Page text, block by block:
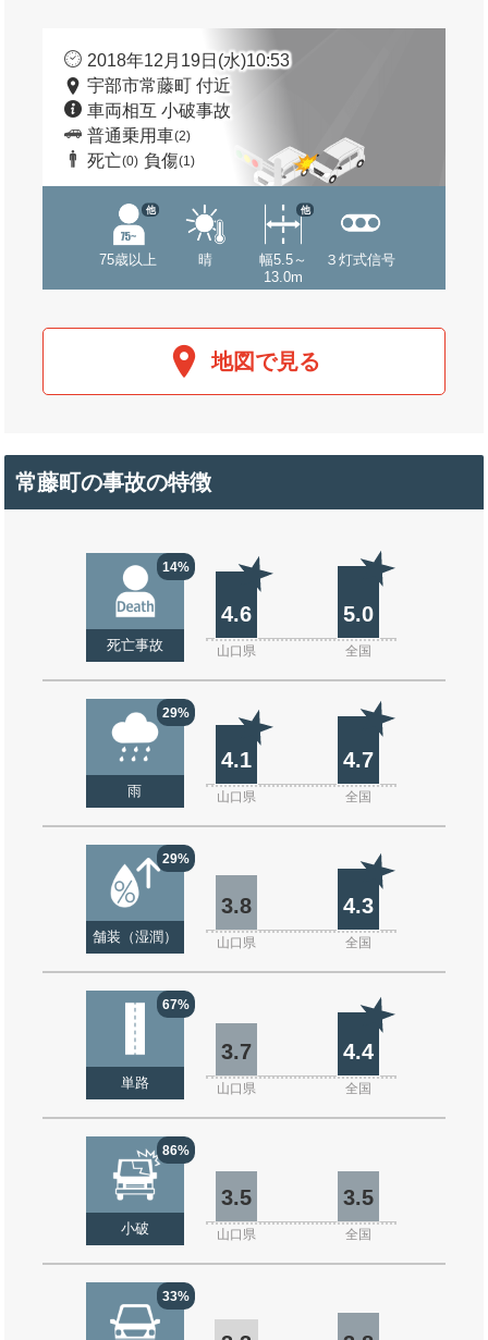
2018年12月19日(水)10:53
宇部市常藤町 付近
車両相互 小破事故
普通乗用車(2)
死亡(0) 負傷(1)
75歳以上
他
晴
幅5.5～
13.0m
他
３灯式信号
地図で見る
常藤町の事故の特徴
14%
死亡事故
4.6 5.0
山口県 全国
29%
雨
4.1 4.7
山口県 全国
29%
舗装（湿潤）
3.8 4.3
山口県 全国
67%
単路
3.7 4.4
山口県 全国
86%
小破
3.5 3.5
山口県 全国
33%